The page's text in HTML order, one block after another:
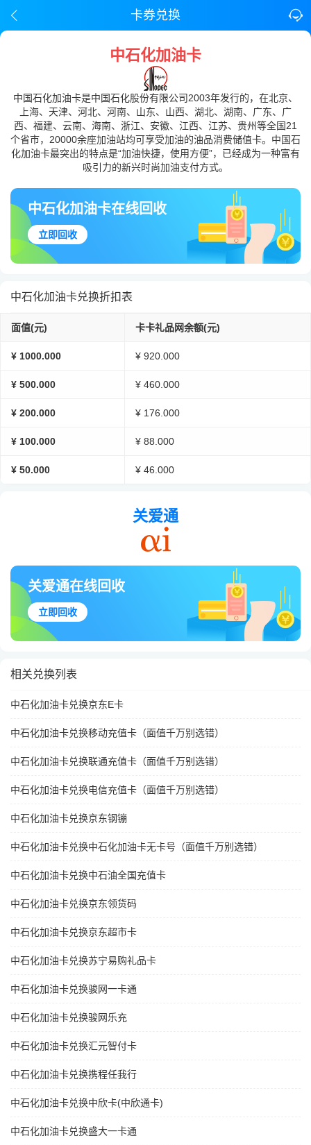
卡券兑换
中石化加油卡
中国石化加油卡是中国石化股份有限公司2003年发行的，在北京、
上海、天津、河北、河南、山东、山西、湖北、湖南、广东、广
西、福建、云南、海南、浙江、安徽、江西、江苏、贵州等全国21
个省市，20000余座加油站均可享受加油的油品消费储值卡。中国石
化加油卡最突出的特点是“加油快捷，使用方便”，已经成为一种富有
吸引力的新兴时尚加油支付方式。
中石化加油卡在线回收
立即回收
中石化加油卡兑换折扣表
面值(元) 卡卡礼品网余额(元)
¥ 1000.000 ¥ 920.000
¥ 500.000 ¥ 460.000
¥ 200.000 ¥ 176.000
¥ 100.000 ¥ 88.000
¥ 50.000 ¥ 46.000
关爱通
关爱通在线回收
立即回收
相关兑换列表
中石化加油卡兑换京东E卡
中石化加油卡兑换移动充值卡（面值千万别选错）
中石化加油卡兑换联通充值卡（面值千万别选错）
中石化加油卡兑换电信充值卡（面值千万别选错）
中石化加油卡兑换京东钢镚
中石化加油卡兑换中石化加油卡无卡号（面值千万别选错）
中石化加油卡兑换中石油全国充值卡
中石化加油卡兑换京东领货码
中石化加油卡兑换京东超市卡
中石化加油卡兑换苏宁易购礼品卡
中石化加油卡兑换骏网一卡通
中石化加油卡兑换骏网乐充
中石化加油卡兑换汇元智付卡
中石化加油卡兑换携程任我行
中石化加油卡兑换中欣卡(中欣通卡)
中石化加油卡兑换盛大一卡通